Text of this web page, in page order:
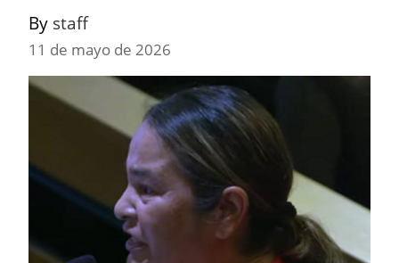
By staff
11 de mayo de 2026